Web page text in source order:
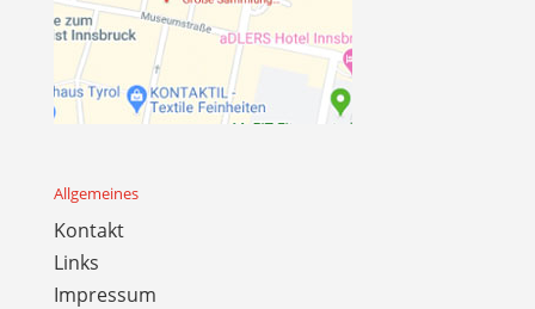
Allgemeines
Kontakt
Links
Impressum